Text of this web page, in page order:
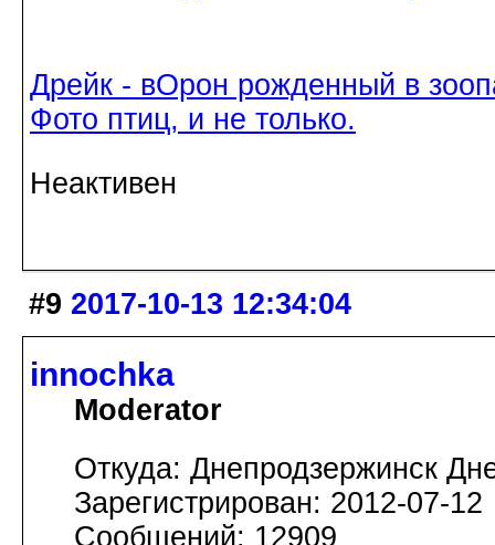
Дрейк - вОрон рожденный в
Фото птиц, и не только.
Неактивен
#9 2017-10-13 12:34:04
innochka
Moderator
Откуда: Днепродзержинск
Зарегистрирован: 2012-07-12
Сообщений: 12909